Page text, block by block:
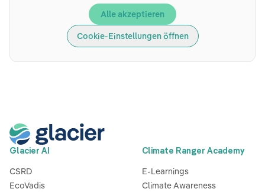
Alle akzeptieren
Cookie-Einstellungen öffnen
Glacier AI
CSRD
EcoVadis
Climate Ranger Academy
E-Learnings
Climate Awareness